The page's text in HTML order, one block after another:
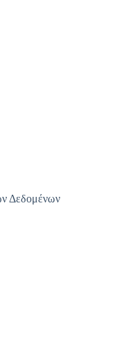
Δεδομένων